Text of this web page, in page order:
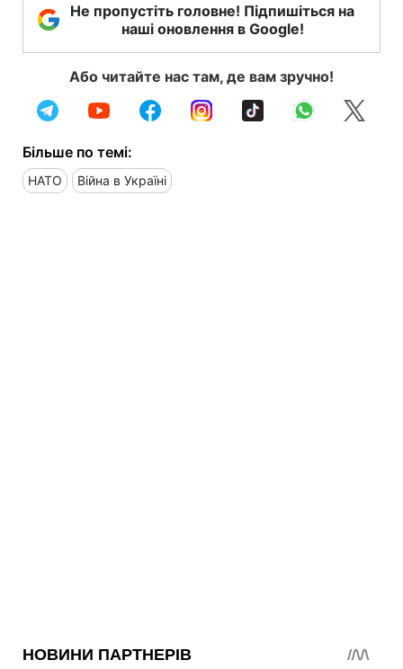
Не пропустіть головне! Підпишіться на
наші оновлення в Google!
Або читайте нас там, де вам зручно!
Більше по темі:
НАТО Війна в Україні